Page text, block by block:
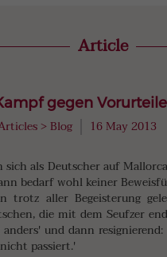
Article
gegen Vorurteile
>Blog 16 May 2013
sich als Deutscher auf
bedarf wohl keiner
trotz aller Begeisterung
die mit dem Seufzer
und dann
passiert.'